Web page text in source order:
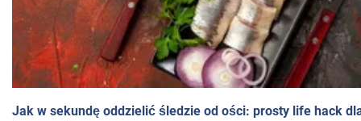
Jak w sekundę oddzielić śledzie od ości: prosty life hack